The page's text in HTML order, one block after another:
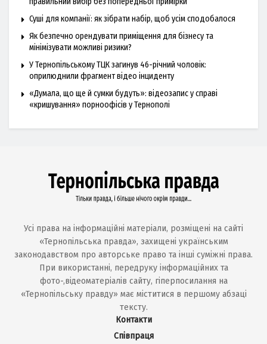
Суші для компанії: як зібрати набір, щоб усім сподобалося
Як безпечно орендувати приміщення для бізнесу та
мінімізувати можливі ризики?
У Тернопільському ТЦК загинув 46-річний чоловік:
оприлюднили фрагмент відео інциденту
«Думала, що ще й сумки будуть»: відеозапис у справі
«кришування» порноофісів у Тернополі
Усі права на інформаційні матеріали, розміщені на сайті
«Тернопільська правда», захищені українським
законодавством про авторське право та інші суміжні права.
При використанні, передруку інформаційних та
фото-,відеоматеріалів сайту, гіперпосилання на
«Тернопільську правду» має міститися в першому абзаці
тексту.
Контакти
Співпраця